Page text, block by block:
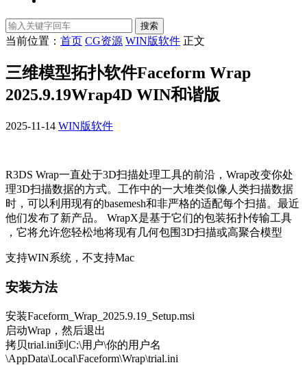
搜索
当前位置： 首页 CG资源 WIN版软件 正文
三维模型拓扑软件Faceform Wrap
2025.9.19Wrap4D WIN和谐版
2025-11-14 WIN版软件
R3DS Wrap一直处于3D扫描处理工具的前沿，Wrap改变你处
理3D扫描数据的方式。工作中的一大堆类似像人类扫描数据
时，可以利用现有的basemesh和非严格的适配每个扫描。最近
他们发布了新产品。 WrapX是基于它们的包装拓扑传输工具
，它将允许您轻松地将现有几何包围3D扫描或高聚合模型
支持WIN系统，不支持Mac
安装方法
安装Faceform_Wrap_2025.9.19_Setup.msi
启动Wrap，然后退出
拷贝trial.ini到C:\用户\你的用户名
\AppData\Local\Faceform\Wrap\trial.ini